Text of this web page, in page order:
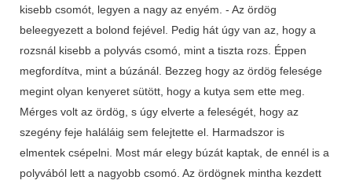
kisebb csomót, legyen a nagy az enyém. - Az ördög
beleegyezett a bolond fejével. Pedig hát úgy van az, hogy a
rozsnál kisebb a polyvás csomó, mint a tiszta rozs. Éppen
megfordítva, mint a búzánál. Bezzeg hogy az ördög felesége
megint olyan kenyeret sütött, hogy a kutya sem ette meg.
Mérges volt az ördög, s úgy elverte a feleségét, hogy az
szegény feje haláláig sem felejtette el. Harmadszor is
elmentek csépelni. Most már elegy búzát kaptak, de ennél is a
polyvából lett a nagyobb csomó. Az ördögnek mintha kezdett